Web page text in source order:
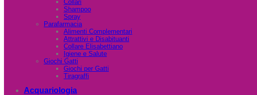
Collari
Shampoo
Spray
Parafarmacia
Alimenti Complementari
Attrattivi e Disabituanti
Collare Elisabettiano
Igiene e Salute
Giochi Gatti
Giochi per Gatti
Tiragraffi
Acquariologia